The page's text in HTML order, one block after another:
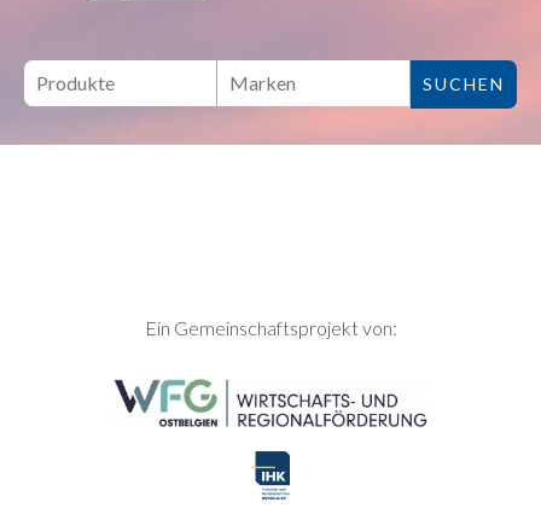
SEITENFUSSEin Gemeinschaftsprojekt von: